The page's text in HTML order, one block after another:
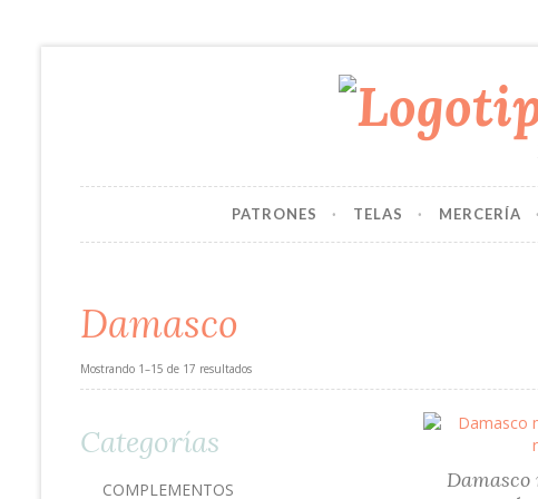
PATRONES TELAS MERCERÍA
Damasco
Mostrando 1–15 de 17 resultados
Damasco
Categorías
COMPLEMENTOS